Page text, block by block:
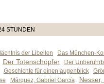
STUNDEN
der Libellen Das München-
Der Totenschöpfer
Der
Geschichte für einen augenblick
Márquez, Gabriel García